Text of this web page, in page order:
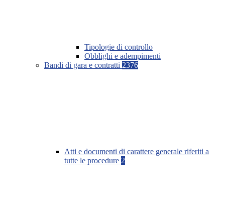
Tipologie di controllo
Obblighi e adempimenti
Bandi di gara e contratti 2376
Atti e documenti di carattere generale riferiti a
tutte le procedure 2